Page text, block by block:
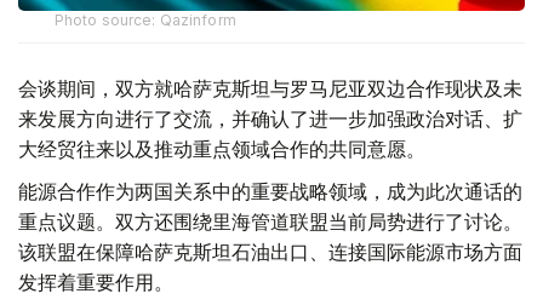
Photo source: Qazinform
会谈期间，双方就哈萨克斯坦与罗马尼亚双边合作现状及未
来发展方向进行了交流，并确认了进一步加强政治对话、扩
大经贸往来以及推动重点领域合作的共同意愿。
能源合作作为两国关系中的重要战略领域，成为此次通话的
重点议题。双方还围绕里海管道联盟当前局势进行了讨论。
该联盟在保障哈萨克斯坦石油出口、连接国际能源市场方面
发挥着重要作用。